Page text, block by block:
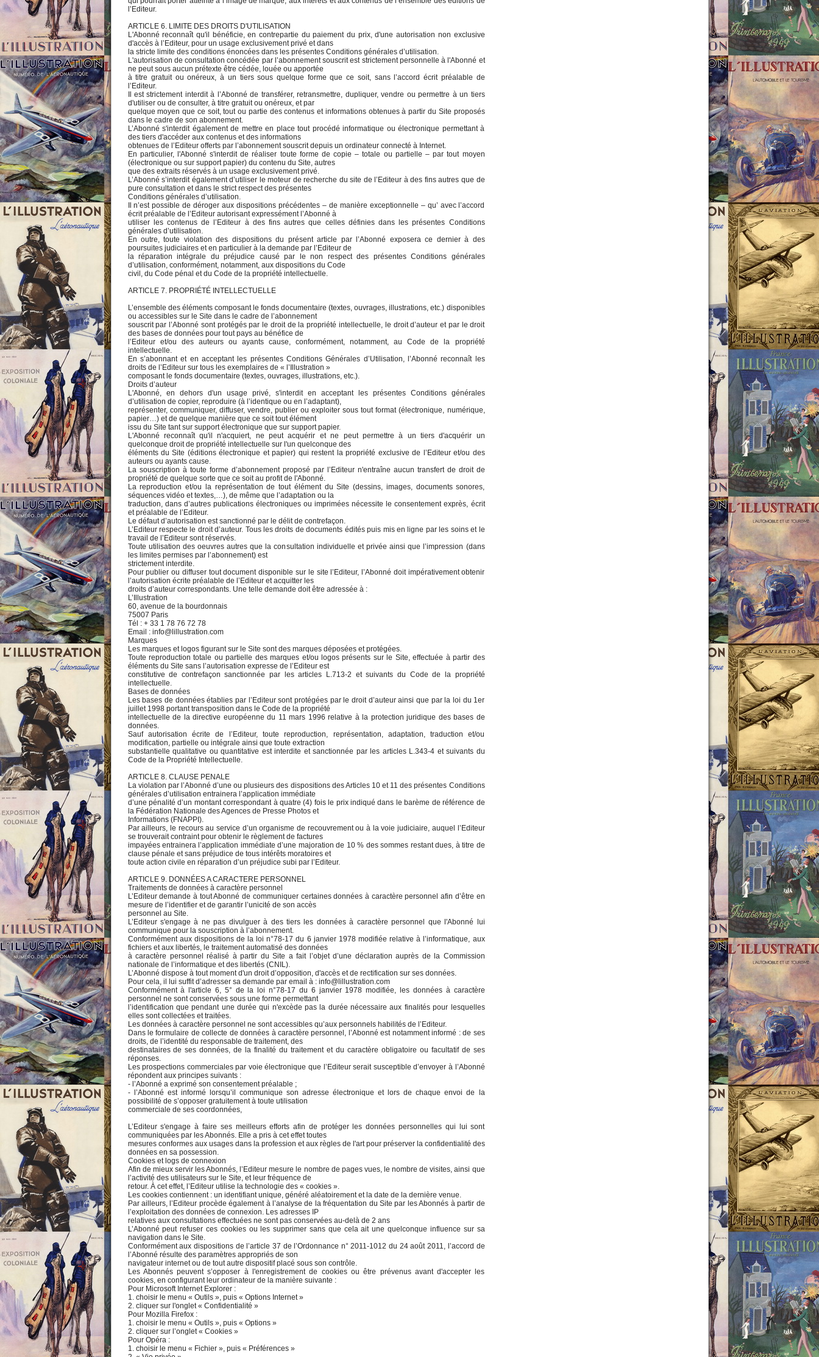
l’Editeur.
ARTICLE 6. LIMITE DES DROITS D'UTILISATION
L'Abonné reconnaît qu'il bénéficie, en contrepartie du paiement du prix, d'une autorisation non exclusive
d'accès à l’Editeur, pour un usage exclusivement privé et dans
la stricte limite des conditions énoncées dans les présentes Conditions générales d’utilisation.
L'autorisation de consultation concédée par l’abonnement souscrit est strictement personnelle à l'Abonné et
ne peut sous aucun prétexte être cédée, louée ou apportée
à titre gratuit ou onéreux, à un tiers sous quelque forme que ce soit, sans l’accord écrit préalable de
l’Editeur.
Il est strictement interdit à l’Abonné de transférer, retransmettre, dupliquer, vendre ou permettre à un tiers
d'utiliser ou de consulter, à titre gratuit ou onéreux, et par
quelque moyen que ce soit, tout ou partie des contenus et informations obtenues à partir du Site proposés
dans le cadre de son abonnement.
L’Abonné s'interdit également de mettre en place tout procédé informatique ou électronique permettant à
des tiers d'accéder aux contenus et des informations
obtenues de l’Editeur offerts par l’abonnement souscrit depuis un ordinateur connecté à Internet.
En particulier, l'Abonné s'interdit de réaliser toute forme de copie – totale ou partielle – par tout moyen
(électronique ou sur support papier) du contenu du Site, autres
que des extraits réservés à un usage exclusivement privé.
L’Abonné s’interdit également d’utiliser le moteur de recherche du site de l’Editeur à des fins autres que de
pure consultation et dans le strict respect des présentes
Conditions générales d’utilisation.
Il n’est possible de déroger aux dispositions précédentes – de manière exceptionnelle – qu’ avec l’accord
écrit préalable de l’Editeur autorisant expressément l’Abonné à
utiliser les contenus de l’Editeur à des fins autres que celles définies dans les présentes Conditions
générales d’utilisation.
En outre, toute violation des dispositions du présent article par l’Abonné exposera ce dernier à des
poursuites judiciaires et en particulier à la demande par l’Editeur de
la réparation intégrale du préjudice causé par le non respect des présentes Conditions générales
d’utilisation, conformément, notamment, aux dispositions du Code
civil, du Code pénal et du Code de la propriété intellectuelle.
ARTICLE 7. PROPRIÉTÉ INTELLECTUELLE
L’ensemble des éléments composant le fonds documentaire (textes, ouvrages, illustrations, etc.) disponibles
ou accessibles sur le Site dans le cadre de l’abonnement
souscrit par l’Abonné sont protégés par le droit de la propriété intellectuelle, le droit d’auteur et par le droit
des bases de données pour tout pays au bénéfice de
l’Editeur et/ou des auteurs ou ayants cause, conformément, notamment, au Code de la propriété
intellectuelle.
En s’abonnant et en acceptant les présentes Conditions Générales d’Utilisation, l’Abonné reconnaît les
droits de l’Editeur sur tous les exemplaires de « l’Illustration »
composant le fonds documentaire (textes, ouvrages, illustrations, etc.).
Droits d’auteur
L'Abonné, en dehors d'un usage privé, s'interdit en acceptant les présentes Conditions générales
d’utilisation de copier, reproduire (à l’identique ou en l’adaptant),
représenter, communiquer, diffuser, vendre, publier ou exploiter sous tout format (électronique, numérique,
papier…) et de quelque manière que ce soit tout élément
issu du Site tant sur support électronique que sur support papier.
L'Abonné reconnaît qu'il n'acquiert, ne peut acquérir et ne peut permettre à un tiers d'acquérir un
quelconque droit de propriété intellectuelle sur l'un quelconque des
éléments du Site (éditions électronique et papier) qui restent la propriété exclusive de l’Editeur et/ou des
auteurs ou ayants cause.
La souscription à toute forme d’abonnement proposé par l’Editeur n'entraîne aucun transfert de droit de
propriété de quelque sorte que ce soit au profit de l'Abonné.
La reproduction et/ou la représentation de tout élément du Site (dessins, images, documents sonores,
séquences vidéo et textes,…), de même que l’adaptation ou la
traduction, dans d’autres publications électroniques ou imprimées nécessite le consentement exprès, écrit
et préalable de l’Editeur.
Le défaut d’autorisation est sanctionné par le délit de contrefaçon.
L’Editeur respecte le droit d’auteur. Tous les droits de documents édités puis mis en ligne par les soins et le
travail de l’Editeur sont réservés.
Toute utilisation des oeuvres autres que la consultation individuelle et privée ainsi que l’impression (dans
les limites permises par l’abonnement) est
strictement interdite.
Pour publier ou diffuser tout document disponible sur le site l’Editeur, l’Abonné doit impérativement obtenir
l’autorisation écrite préalable de l’Editeur et acquitter les
droits d’auteur correspondants. Une telle demande doit être adressée à :
L’Illustration
60, avenue de la bourdonnais
75007 Paris
Tél : + 33 1 78 76 72 78
Email : info@lillustration.com
Marques
Les marques et logos figurant sur le Site sont des marques déposées et protégées.
Toute reproduction totale ou partielle des marques et/ou logos présents sur le Site, effectuée à partir des
éléments du Site sans l’autorisation expresse de l’Editeur est
constitutive de contrefaçon sanctionnée par les articles L.713-2 et suivants du Code de la propriété
intellectuelle.
Bases de données
Les bases de données établies par l’Editeur sont protégées par le droit d’auteur ainsi que par la loi du 1er
juillet 1998 portant transposition dans le Code de la propriété
intellectuelle de la directive européenne du 11 mars 1996 relative à la protection juridique des bases de
données.
Sauf autorisation écrite de l’Editeur, toute reproduction, représentation, adaptation, traduction et/ou
modification, partielle ou intégrale ainsi que toute extraction
substantielle qualitative ou quantitative est interdite et sanctionnée par les articles L.343-4 et suivants du
Code de la Propriété Intellectuelle.
ARTICLE 8. CLAUSE PENALE
La violation par l’Abonné d’une ou plusieurs des dispositions des Articles 10 et 11 des présentes Conditions
générales d’utilisation entrainera l’application immédiate
d’une pénalité d’un montant correspondant à quatre (4) fois le prix indiqué dans le barème de référence de
la Fédération Nationale des Agences de Presse Photos et
Informations (FNAPPI).
Par ailleurs, le recours au service d’un organisme de recouvrement ou à la voie judiciaire, auquel l’Editeur
se trouverait contraint pour obtenir le règlement de factures
impayées entrainera l’application immédiate d’une majoration de 10 % des sommes restant dues, à titre de
clause pénale et sans préjudice de tous intérêts moratoires et
toute action civile en réparation d’un préjudice subi par l’Editeur.
ARTICLE 9. DONNÉES A CARACTERE PERSONNEL
Traitements de données à caractère personnel
L’Editeur demande à tout Abonné de communiquer certaines données à caractère personnel afin d’être en
mesure de l’identifier et de garantir l’unicité de son accès
personnel au Site.
L’Editeur s'engage à ne pas divulguer à des tiers les données à caractère personnel que l'Abonné lui
communique pour la souscription à l’abonnement.
Conformément aux dispositions de la loi n°78-17 du 6 janvier 1978 modifiée relative à l’informatique, aux
fichiers et aux libertés, le traitement automatisé des données
à caractère personnel réalisé à partir du Site a fait l’objet d’une déclaration auprès de la Commission
nationale de l’informatique et des libertés (CNIL).
L’Abonné dispose à tout moment d'un droit d’opposition, d'accès et de rectification sur ses données.
Pour cela, il lui suffit d’adresser sa demande par email à : info@lillustration.com
Conformément à l'article 6, 5° de la loi n°78-17 du 6 janvier 1978 modifiée, les données à caractère
personnel ne sont conservées sous une forme permettant
l’identification que pendant une durée qui n'excède pas la durée nécessaire aux finalités pour lesquelles
elles sont collectées et traitées.
Les données à caractère personnel ne sont accessibles qu’aux personnels habilités de l’Editeur.
Dans le formulaire de collecte de données à caractère personnel, l’Abonné est notamment informé : de ses
droits, de l’identité du responsable de traitement, des
destinataires de ses données, de la finalité du traitement et du caractère obligatoire ou facultatif de ses
réponses.
Les prospections commerciales par voie électronique que l’Editeur serait susceptible d’envoyer à l’Abonné
répondent aux principes suivants :
- l’Abonné a exprimé son consentement préalable ;
- l’Abonné est informé lorsqu’il communique son adresse électronique et lors de chaque envoi de la
possibilité de s’opposer gratuitement à toute utilisation
commerciale de ses coordonnées,
L’Editeur s'engage à faire ses meilleurs efforts afin de protéger les données personnelles qui lui sont
communiquées par les Abonnés. Elle a pris à cet effet toutes
mesures conformes aux usages dans la profession et aux règles de l'art pour préserver la confidentialité des
données en sa possession.
Cookies et logs de connexion
Afin de mieux servir les Abonnés, l’Editeur mesure le nombre de pages vues, le nombre de visites, ainsi que
l’activité des utilisateurs sur le Site, et leur fréquence de
retour. À cet effet, l’Editeur utilise la technologie des « cookies ».
Les cookies contiennent : un identifiant unique, généré aléatoirement et la date de la dernière venue.
Par ailleurs, l’Editeur procède également à l’analyse de la fréquentation du Site par les Abonnés à partir de
l’exploitation des données de connexion. Les adresses IP
relatives aux consultations effectuées ne sont pas conservées au-delà de 2 ans
L’Abonné peut refuser ces cookies ou les supprimer sans que cela ait une quelconque influence sur sa
navigation dans le Site.
Conformément aux dispositions de l’article 37 de l’Ordonnance n° 2011-1012 du 24 août 2011, l’accord de
l’Abonné résulte des paramètres appropriés de son
navigateur internet ou de tout autre dispositif placé sous son contrôle.
Les Abonnés peuvent s’opposer à l'enregistrement de cookies ou être prévenus avant d'accepter les
cookies, en configurant leur ordinateur de la manière suivante :
Pour Microsoft Internet Explorer :
1. choisir le menu « Outils », puis « Options Internet »
2. cliquer sur l'onglet « Confidentialité »
Pour Mozilla Firefox :
1. choisir le menu « Outils », puis « Options »
2. cliquer sur l’onglet « Cookies »
Pour Opéra :
1. choisir le menu « Fichier », puis « Préférences »